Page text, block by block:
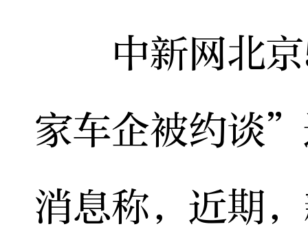
中新网北京
家车企被约谈
消息称，近期